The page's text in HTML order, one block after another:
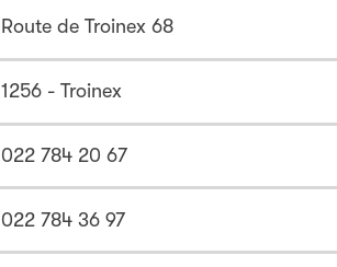
Route de Troinex 68
1256 - Troinex
022 784 20 67
022 784 36 97